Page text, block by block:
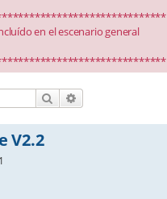
en el escenario general
Search
V2.2